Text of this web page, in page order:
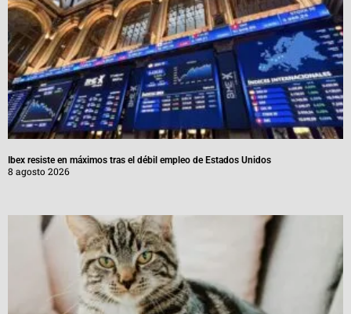
Ibex resiste en máximos tras el débil empleo de Estados Unidos
8 agosto 2026